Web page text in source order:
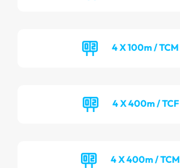
4 X 100m / TCM
4 X 400m / TCF
4 X 400m / TCM